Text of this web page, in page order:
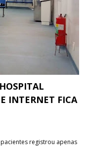
INTERNET FICA
registrou apenas